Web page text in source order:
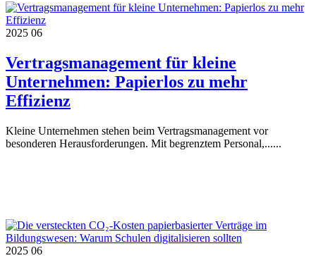
2025 06
Vertragsmanagement für kleine
Unternehmen: Papierlos zu mehr
Effizienz
Kleine Unternehmen stehen beim Vertragsmanagement vor
besonderen Herausforderungen. Mit begrenztem Personal,......
2025 06